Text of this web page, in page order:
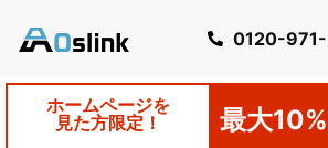
0120-
ホームページを
見た方限定！
最大